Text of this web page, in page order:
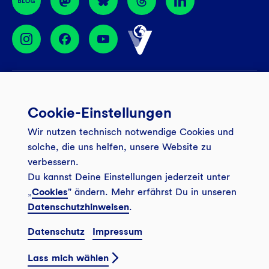
Banking App
Service
Onlinebanking Login
Sicheres Banking
FAQ
Kontakt
Newsletter
Unsere Angebote
Girokonto
Mitgliederkonto
Tagesgeldkonto
Finanzieren
Investieren
Wo wirkt die GLS?
Weitersagen
Veranstaltungen
Filiale finden
Presse
Kundenmagazin Bankspiegel
Sozial-ökologisch seit 1974
© 2026 GLS Gemeinschaftsbank eG
Cookie-Einstellungen
Wir nutzen technisch notwendige Cookies und
solche, die uns helfen, unsere Website zu
verbessern.
Du kannst Deine Einstellungen jederzeit unter
„Cookies" ändern. Mehr erfährst Du in unseren
Datenschutzhinweisen.
Datenschutz Impressum
Lass mich wählen